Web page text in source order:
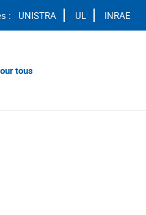
: UNISTRA UL INRAE
tous